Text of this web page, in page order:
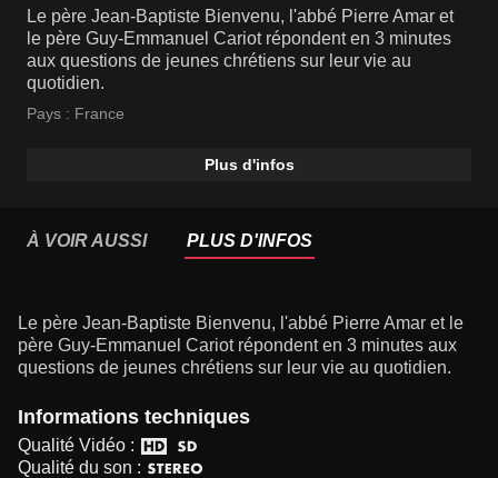
Le père Jean-Baptiste Bienvenu, l'abbé Pierre Amar et
le père Guy-Emmanuel Cariot répondent en 3 minutes
aux questions de jeunes chrétiens sur leur vie au
quotidien.
Pays : France
Plus d'infos
À VOIR AUSSI PLUS D'INFOS
Le père Jean-Baptiste Bienvenu, l'abbé Pierre Amar et le
père Guy-Emmanuel Cariot répondent en 3 minutes aux
questions de jeunes chrétiens sur leur vie au quotidien.
Informations techniques
Qualité Vidéo :
Qualité du son :